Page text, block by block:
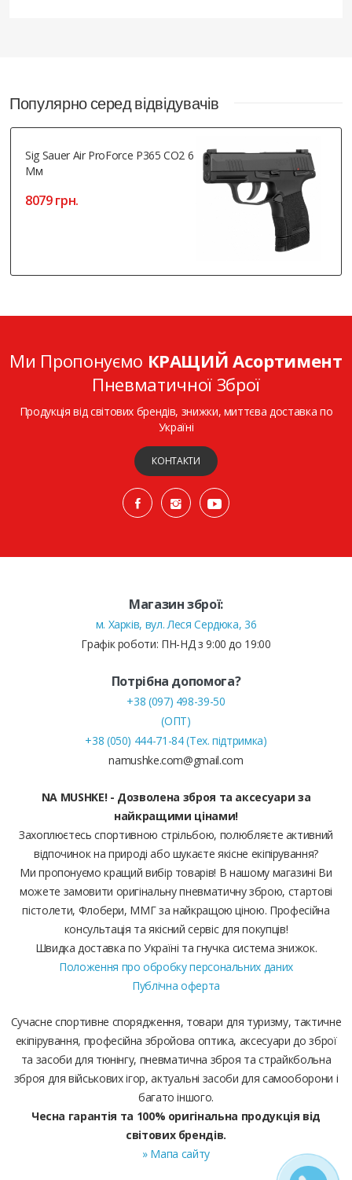
Популярно серед відвідувачів
Sig Sauer Air ProForce P365 CO2 6
Мм
8079 грн.
Ми Пропонуємо КРАЩИЙ Асортимент
Пневматичної Зброї
Продукція від світових брендів, знижки, миттєва доставка по
Україні
КОНТАКТИ
Магазин зброї:
м. Харків, вул. Леся Сердюка, 36
Графік роботи: ПН-НД з 9:00 до 19:00
Потрібна допомога?
+38 (097) 498-39-50
(ОПТ)
+38 (050) 444-71-84 (Тех. підтримка)
namushke.com@gmail.com
NA MUSHKE! - Дозволена зброя та аксесуари за
найкращими цінами!
Захоплюєтесь спортивною стрільбою, полюбляєте активний
відпочинок на природі або шукаєте якісне екіпірування?
Ми пропонуємо кращий вибір товарів! В нашому магазині Ви
можете замовити оригінальну пневматичну зброю, стартові
пістолети, Флобери, ММГ за найкращою ціною. Професійна
консультація та якісний сервіс для покупців!
Швидка доставка по Україні та гнучка система знижок.
Положення про обробку персональних даних
Публічна оферта
Сучасне спортивне спорядження, товари для туризму, тактичне
екіпірування, професійна збройова оптика, аксесуари до зброї
та засоби для тюнінгу, пневматична зброя та страйкбольна
зброя для військових ігор, актуальні засоби для самооборони і
багато іншого.
Чесна гарантія та 100% оригінальна продукція від
світових брендів.
» Мапа сайту